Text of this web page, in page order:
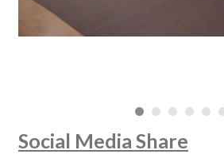
Social Media Share